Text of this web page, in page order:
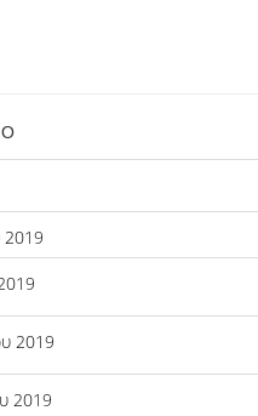
Ο
2019
2019
2019